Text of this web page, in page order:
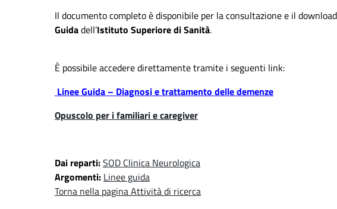
Il documento completo è disponibile per la consultazione e il
Guidadell’Istituto Superiore di Sanità.
È possibile accedere direttamente tramite i seguenti link:
Linee Guida – Diagnosi e trattamento delle demenze
Opuscolo per i familiari e caregiver
Dai reparti:SOD Clinica Neurologica
Argomenti: Linee guida
Torna nella pagina Attività di ricerca